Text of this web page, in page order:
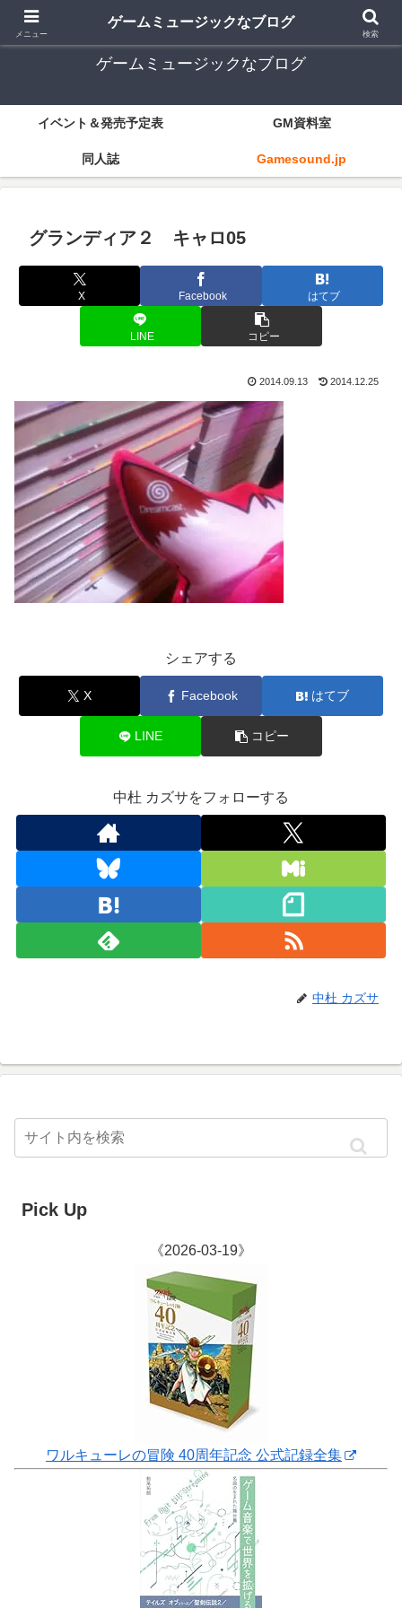
ゲーム音楽とレトロゲー中心
ゲームミュージックなブログ
イベント＆発売予定表 GM資料室
同人誌 Gamesound.jp
グランディア２ キャロ05
X Facebook はてブ
LINE コピー
2014.09.13 2014.12.25
シェアする
X Facebook はてブ
LINE コピー
中杜 カズサをフォローする
中杜 カズサ
Pick Up
《2026-03-19》
ワルキューレの冒険 40周年記念 公式記録全集
メニュー
ゲームミュージックなブログ
検索